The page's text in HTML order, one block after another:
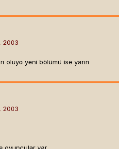
2003
oluyo yeni bölümü ise yarın
2003
oyuncular var.